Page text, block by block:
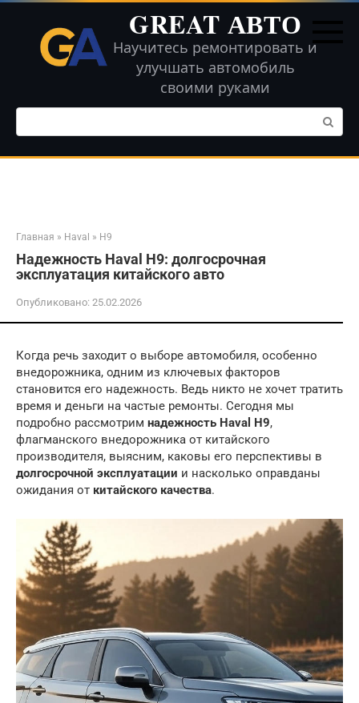
Перейти
контенту
GREAT АВТО
Научитесь ремонтировать и
улучшать автомобиль
своими руками
Поиск:
Главная » Haval » H9
Надежность Haval H9: долгосрочная
эксплуатация китайского авто
Опубликовано: 25.02.2026
Когда речь заходит о выборе автомобиля, особенно
внедорожника, одним из ключевых факторов
становится его надежность. Ведь никто не хочет тратить
время и деньги на частые ремонты. Сегодня мы
подробно рассмотрим надежность Haval H9,
флагманского внедорожника от китайского
производителя, выясним, каковы его перспективы в
долгосрочной эксплуатации и насколько оправданы
ожидания от китайского качества.